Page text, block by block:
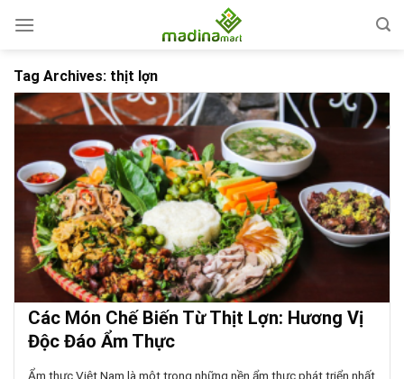
Tag Archives: thịt lợn
Các Món Chế Biến Từ Thịt Lợn: Hương Vị
Độc Đáo Ẩm Thực
Ẩm thực Việt Nam là một trong những nền ẩm thực phát triển nhất